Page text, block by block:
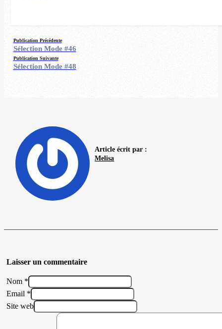
Publication Précédente
Sélection Mode #46
Publication Suivante
Sélection Mode #48
Article écrit par :
Melisa
Laisser un commentaire
Nom *
Email *
Site web